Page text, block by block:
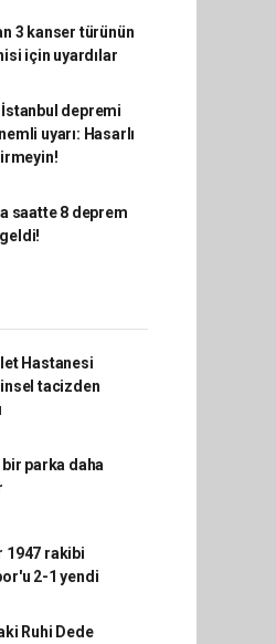
3 kanser türünün
için uyardılar
İstanbul depremi
uyarı: Hasarlı
saatte 8 deprem
Hastanesi
tacizden
parka daha
1947 rakibi
2-1 yendi
Ruhi Dede